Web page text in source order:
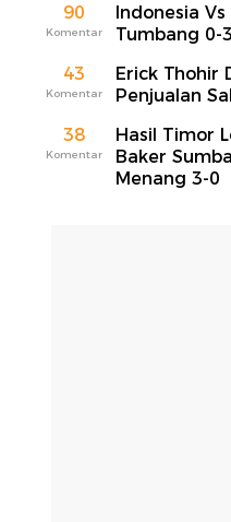
90
Komentar
Indonesia
Tumbang 0-3
43
Komentar
Erick Thohir
Penjualan
38
Komentar
Hasil Timor
Baker
Menang 3-0